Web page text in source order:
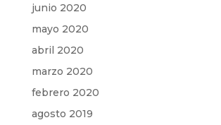
junio 2020
mayo 2020
abril 2020
marzo 2020
febrero 2020
agosto 2019